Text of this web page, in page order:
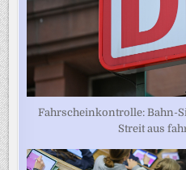
Fahrscheinkontrolle: Bahn-
Streit aus